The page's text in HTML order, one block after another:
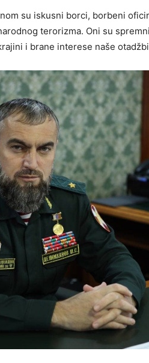
su iskusni borci, borbeni
terorizma. Oni su
i brane interese naše